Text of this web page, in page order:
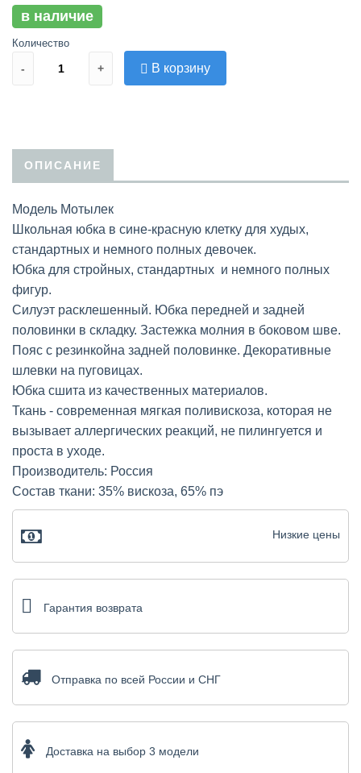
в наличие
Количество
- + В корзину
ОПИСАНИЕ
Модель Мотылек
Школьная юбка в сине-красную клетку для худых,
стандартных и немного полных девочек.
Юбка для стройных, стандартных и немного полных
фигур.
Силуэт расклешенный. Юбка передней и задней
половинки в складку. Застежка молния в боковом шве.
Пояс с резинкойна задней половинке. Декоративные
шлевки на пуговицах.
Юбка сшита из качественных материалов.
Ткань - современная мягкая поливискоза, которая не
вызывает аллергических реакций, не пилингуется и
проста в уходе.
Производитель: Россия
Состав ткани: 35% вискоза, 65% пэ
Низкие цены
Гарантия возврата
Отправка по всей России и СНГ
Доставка на выбор 3 модели